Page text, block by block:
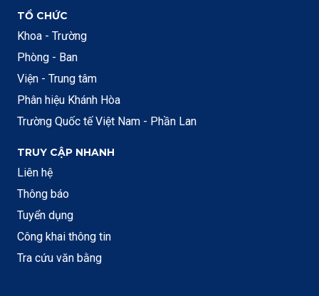
TỔ CHỨC
Khoa - Trường
Phòng - Ban
Viện - Trung tâm
Phân hiệu Khánh Hòa
Trường Quốc tế Việt Nam - Phần Lan
TRUY CẬP NHANH
Liên hệ
Thông báo
Tuyển dụng
Công khai thông tin
Tra cứu văn bằng